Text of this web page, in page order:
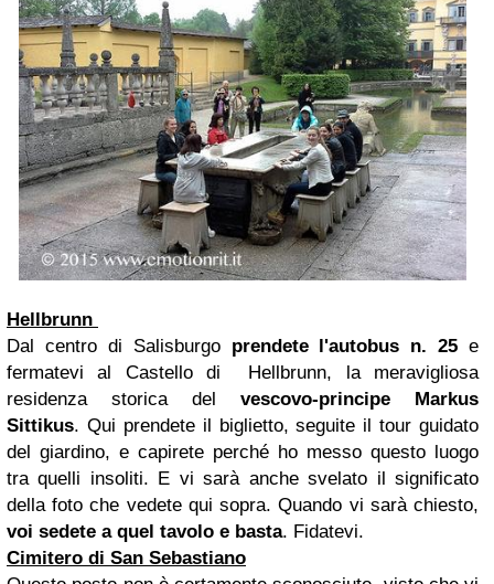
Hellbrunn
Dal centro di Salisburgo prendete l'autobus n. 25 e
fermatevi al Castello di Hellbrunn, la meravigliosa
residenza storica del vescovo-principe Markus
Sittikus. Qui prendete il biglietto, seguite il tour guidato
del giardino, e capirete perché ho messo questo luogo
tra quelli insoliti. E vi sarà anche svelato il significato
della foto che vedete qui sopra. Quando vi sarà chiesto,
voi sedete a quel tavolo e basta. Fidatevi.
Cimitero di San Sebastiano